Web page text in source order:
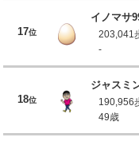
17位
イノマサ
203,041
-
18位
ジャスミ
190,956
49歳